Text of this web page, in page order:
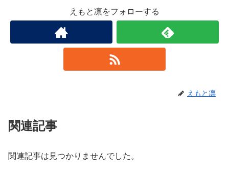
えもと凛をフォローする
えもと凛
関連記事
関連記事は見つかりませんでした。